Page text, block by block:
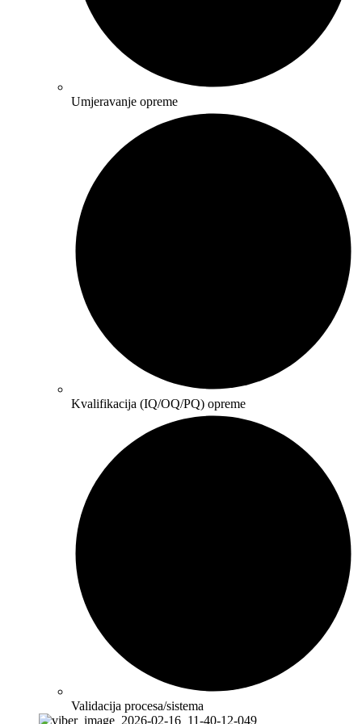
Umjeravanje opreme
Kvalifikacija (IQ/OQ/PQ) opreme
Validacija procesa/sistema